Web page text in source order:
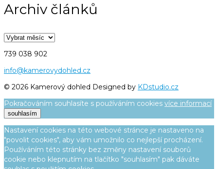
Archiv článků
Archiv
739 038 902
info@kamerovydohled.cz
© 2026 Kamerový dohled Designed by KDstudio.cz
Pokračováním souhlasíte s používáním cookies více informací
souhlasím
Nastavení cookies na této webové stránce je nastaveno na
"povolit cookies", aby vám umožnilo co nejlepší procházení.
Používáním této stránky bez změny nastavení souborů
cookie nebo klepnutím na tlačítko "souhlasím" pak dáváte